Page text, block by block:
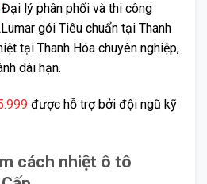
Đại lý phân phối và thi công
gói Tiêu chuẩn tại Thanh
tại Thanh Hóa chuyên nghiệp,
dài hạn.
được hỗ trợ bởi đội ngũ kỹ
cách nhiệt ô tô